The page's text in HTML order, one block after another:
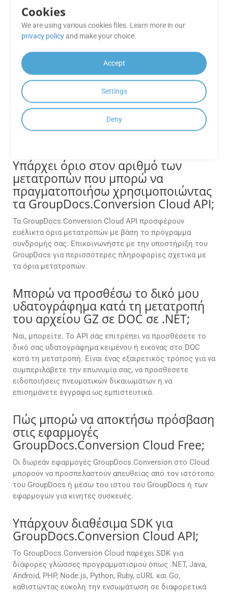
αρκετών gigabyte, το API διατηρεί τις μετατροπές
γρήγορες και ακριβείς χωρίς να αντιμετωπίζει
προβλήματα απόδοσης.
Πόσο ακριβής είναι η μετατροπή για
σύνθετες διατάξεις (π.χ. πίνακες,
ενσωματωμένες γραμματοσειρές);
Ο κινητήρας μας διατηρεί την αρχική μορφοποίηση με
ακρίβεια 99%, ιδιαίτερα για πίνακες και διανυσματικά
γραφικά. Ωστόσο, σε περιπτώσεις αιχμής, οι
Υπάρχει όριο στον αριθμό των
μετατροπών που μπορώ να
πραγματοποιήσω χρησιμοποιώντας
τα GroupDocs.Conversion Cloud API;
Τα GroupDocs.Conversion Cloud API προσφέρουν
ευέλικτα όρια μετατροπών με βάση το πρόγραμμα
συνδρομής σας. Επικοινωνήστε με την υποστήριξη του
GroupDocs για περισσότερες πληροφορίες σχετικά με
τα όρια μετατροπών.
Μπορώ να προσθέσω το δικό μου
υδατογράφημα κατά τη μετατροπή
του αρχείου GZ σε DOC σε .NET;
Ναι, μπορείτε. Το API σάς επιτρέπει να προσθέσετε το
δικό σας υδατογράφημα κειμένου ή εικόνας στο DOC
κατά τη μετατροπή. Είναι ένας εξαιρετικός τρόπος για να
συμπεριλάβετε την επωνυμία σας, να προσθέσετε
ειδοποιήσεις πνευματικών δικαιωμάτων ή να
επισημάνετε έγγραφα ως εμπιστευτικά.
Πώς μπορώ να αποκτήσω πρόσβαση
στις εφαρμογές
GroupDocs.Conversion Cloud Free;
Οι δωρεάν εφαρμογές GroupDocs.Conversion στο Cloud
μπορούν να προσπελαστούν απευθείας από τον ιστότοπο
του GroupDocs ή μέσω του ιστού του GroupDocs ή των
εφαρμογών για κινητές συσκευές.
Υπάρχουν διαθέσιμα SDK για
GroupDocs.Conversion Cloud API;
Το GroupDocs.Conversion Cloud παρέχει SDK για
διάφορες γλώσσες προγραμματισμού όπως .NET, Java,
Android, PHP, Node.js, Python, Ruby, cURL και Go,
καθιστώντας εύκολη την ενσωμάτωση σε διαφορετικά
Cookies
We are using various cookies files. Learn more in our
privacy policy and make your choice.
Accept
Settings
Deny